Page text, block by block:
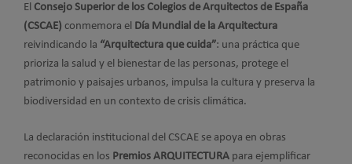
El Consejo Superior de los Colegios de Arquitectos de España
(CSCAE) conmemora el Día Mundial de la Arquitectura
reivindicando la “Arquitectura que cuida”: una práctica que
prioriza la salud y el bienestar de las personas, protege el
patrimonio y paisajes urbanos, impulsa la cultura y preserva la
biodiversidad en un contexto de crisis climática.
La declaración institucional del CSCAE se apoya en obras
reconocidas en los Premios ARQUITECTURA para ejemplificar